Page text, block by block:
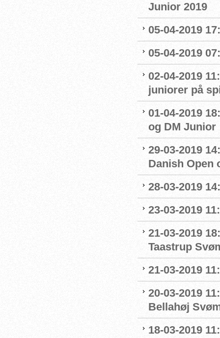
Junior 2019
05-04-2019
05-04-2019
02-04-2019
juniorer på
01-04-2019
og DM Junior
29-03-2019
Danish Open
28-03-2019
23-03-2019
21-03-2019
Taastrup
21-03-2019
20-03-2019
Bellahøj
18-03-2019